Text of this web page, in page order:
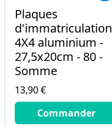
Plaques
d'immatriculation
4X4 aluminium -
27,5x20cm - 80 -
Somme
13,90 €
13.9
€Commander